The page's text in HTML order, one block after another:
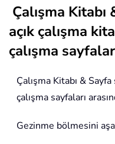
Çalışma
açık çalışma
çalışma
Çalışma Kitabı &
çalışma sayfaları
Gezinme bölmesini